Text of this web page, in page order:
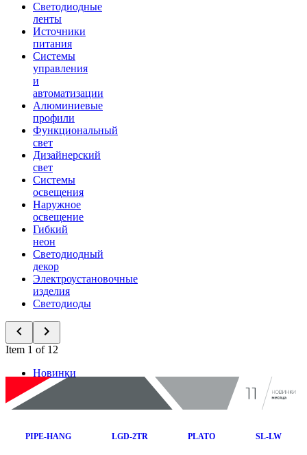
Светодиодные
ленты
Источники
питания
Системы
управления
и
автоматизации
Алюминиевые
профили
Функциональный
свет
Дизайнерский
свет
Системы
освещения
Наружное
освещение
Гибкий
неон
Светодиодный
декор
Электроустановочные
изделия
Светодиоды
Item 1 of 12
Новинки
PIPE-HANG LGD-2TR PLATO SL-LW